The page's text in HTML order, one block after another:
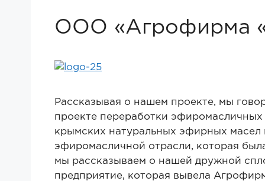
ООО «Агрофирма
Рассказывая о нашем проекте, мы
проекте переработки эфиромасличных
крымских натуральных эфирных
эфиромасличной отрасли, которая
мы рассказываем о нашей дружной
предприятие, которая вывела